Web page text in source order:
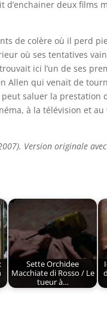
d’enchainer deux films
de colère où il perd
où ses tentatives
ici l’un de ses
Allen qui venait de
saluer la
à la télévision et
Version originale
Sette Orchidee
Macchiate di Rosso / Le
tueur à…